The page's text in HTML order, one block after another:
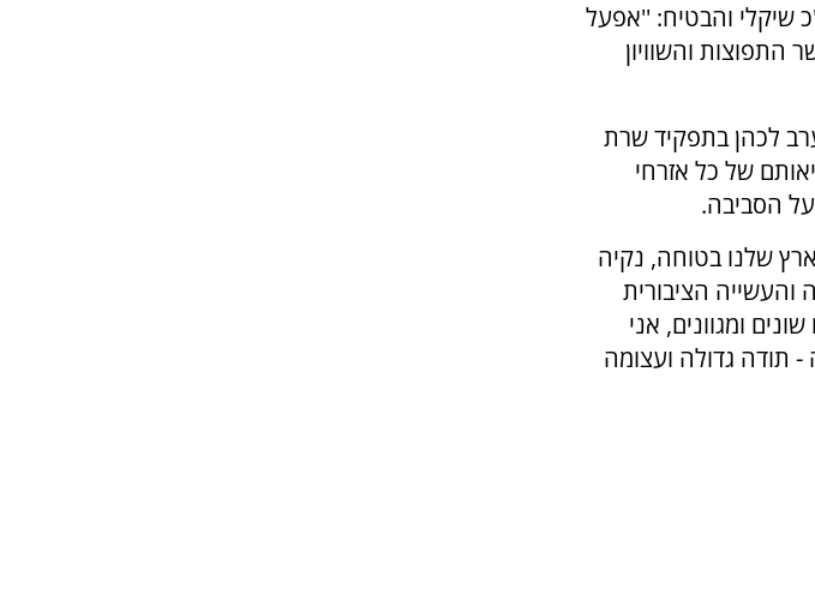
שיקלי והבטיח: ''אפעל
והשוויון
לכהן בתפקיד שרת
של כל אזרחי
על הסביבה.
שלנו בטוחה, נקיה
הציבורית
ומגוונים, אני
תודה גדולה ועצומה